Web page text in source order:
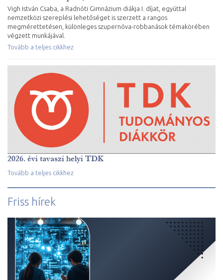
Vigh István Csaba, a Radnóti Gimnázium diákja I. díjat, egyúttal
nemzetközi szereplési lehetőséget is szerzett a rangos
megmérettetésen, különleges szupernóva-robbanások témakörében
végzett munkájával.
Tovább a teljes cikkhez
2026. évi tavaszi helyi TDK
Tovább a teljes cikkhez
Friss hírek